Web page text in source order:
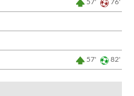
57' 76'
57' 82'